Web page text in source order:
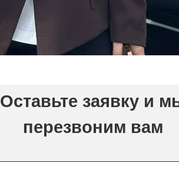
Оставьте заявку и
перезвоним вам